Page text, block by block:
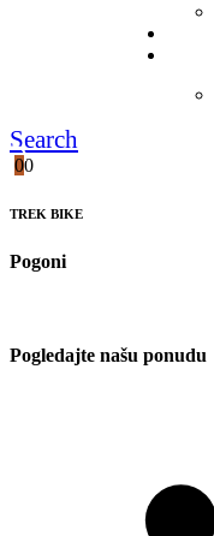
Search
00
TREK BIKE
Pogoni
Pogledajte našu ponudu